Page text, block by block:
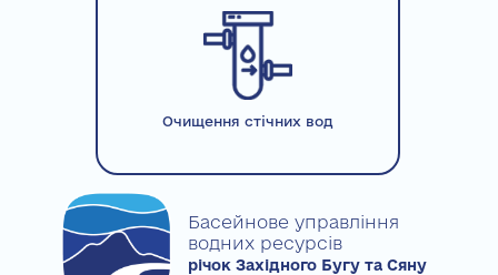
Очищення стічних вод
Басейнове управління
водних ресурсів
річок Західного Бугу та Сяну